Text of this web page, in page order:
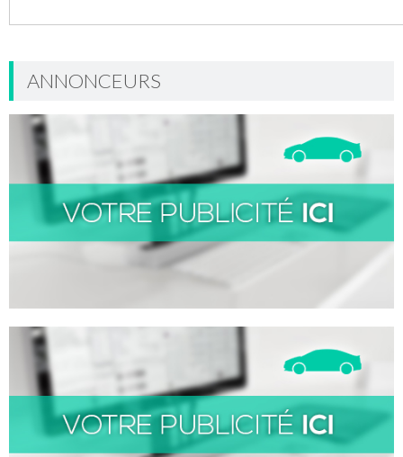
ANNONCEURS